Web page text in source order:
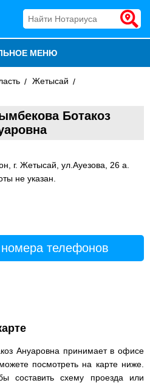
МЕНЮ
Жетысай
Ботакоз
г. Жетысай, ул.Ауезова, 26 а.
не указан.
номера телефонов
Ануаровна принимает в офисе
посмотреть на карте ниже.
составить схему проезда или